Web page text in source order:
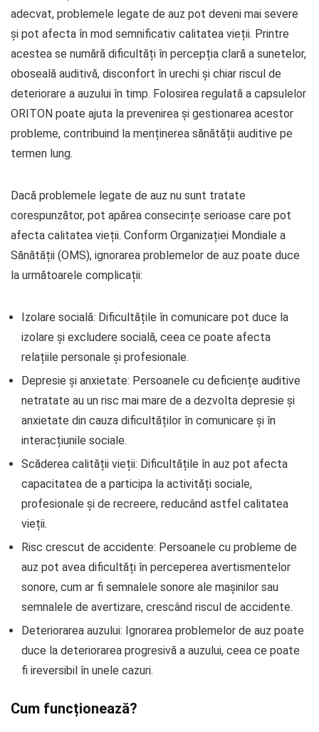
adecvat, problemele legate de auz pot deveni mai severe
și pot afecta în mod semnificativ calitatea vieții. Printre
acestea se numără dificultăți în percepția clară a sunetelor,
oboseală auditivă, disconfort în urechi și chiar riscul de
deteriorare a auzului în timp. Folosirea regulată a capsulelor
ORITON poate ajuta la prevenirea și gestionarea acestor
probleme, contribuind la menținerea sănătății auditive pe
termen lung.
Dacă problemele legate de auz nu sunt tratate
corespunzător, pot apărea consecințe serioase care pot
afecta calitatea vieții. Conform Organizației Mondiale a
Sănătății (OMS), ignorarea problemelor de auz poate duce
la următoarele complicații:
Izolare socială: Dificultățile în comunicare pot duce la
izolare și excludere socială, ceea ce poate afecta
relațiile personale și profesionale.
Depresie și anxietate: Persoanele cu deficiențe auditive
netratate au un risc mai mare de a dezvolta depresie și
anxietate din cauza dificultăților în comunicare și în
interacțiunile sociale.
Scăderea calității vieții: Dificultățile în auz pot afecta
capacitatea de a participa la activități sociale,
profesionale și de recreere, reducând astfel calitatea
vieții.
Risc crescut de accidente: Persoanele cu probleme de
auz pot avea dificultăți în perceperea avertismentelor
sonore, cum ar fi semnalele sonore ale mașinilor sau
semnalele de avertizare, crescând riscul de accidente.
Deteriorarea auzului: Ignorarea problemelor de auz poate
duce la deteriorarea progresivă a auzului, ceea ce poate
fi ireversibil în unele cazuri.
Cum funcționează?